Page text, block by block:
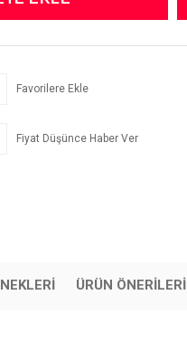
Favorilere Ekle
Fiyat Düşünce Haber Ver
ÜRÜN ÖNERILERI